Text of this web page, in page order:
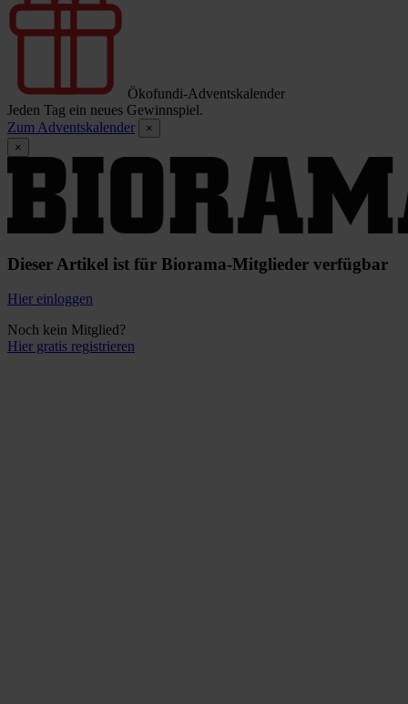
Ökofundi-Adventskalender
Jeden Tag ein neues Gewinnspiel.
Zum Adventskalender
×
×
Dieser Artikel ist für Biorama-Mitglieder verfügbar
Hier einloggen
Noch kein Mitglied?
Hier gratis registrieren